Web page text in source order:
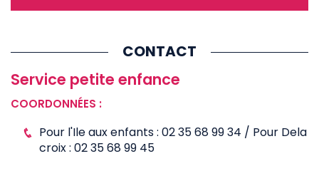
CONTACT
Service petite enfance
COORDONNÉES :
Pour l'Ile aux enfants : 02 35 68 99 34 / Pour Dela
croix : 02 35 68 99 45